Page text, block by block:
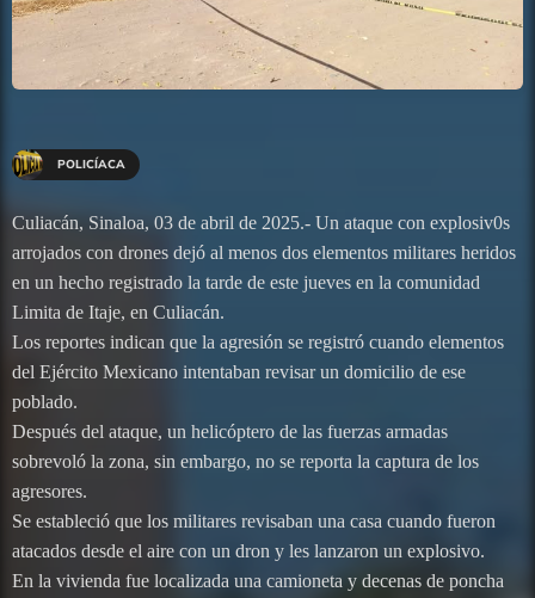
POLICÍACA
Culiacán, Sinaloa, 03 de abril de 2025.- Un ataque con explosiv0s
arrojados con drones dejó al menos dos elementos militares heridos
en un hecho registrado la tarde de este jueves en la comunidad
Limita de Itaje, en Culiacán.
Los reportes indican que la agresión se registró cuando elementos
del Ejército Mexicano intentaban revisar un domicilio de ese
poblado.
Después del ataque, un helicóptero de las fuerzas armadas
sobrevoló la zona, sin embargo, no se reporta la captura de los
agresores.
Se estableció que los militares revisaban una casa cuando fueron
atacados desde el aire con un dron y les lanzaron un explosivo.
En la vivienda fue localizada una camioneta y decenas de poncha